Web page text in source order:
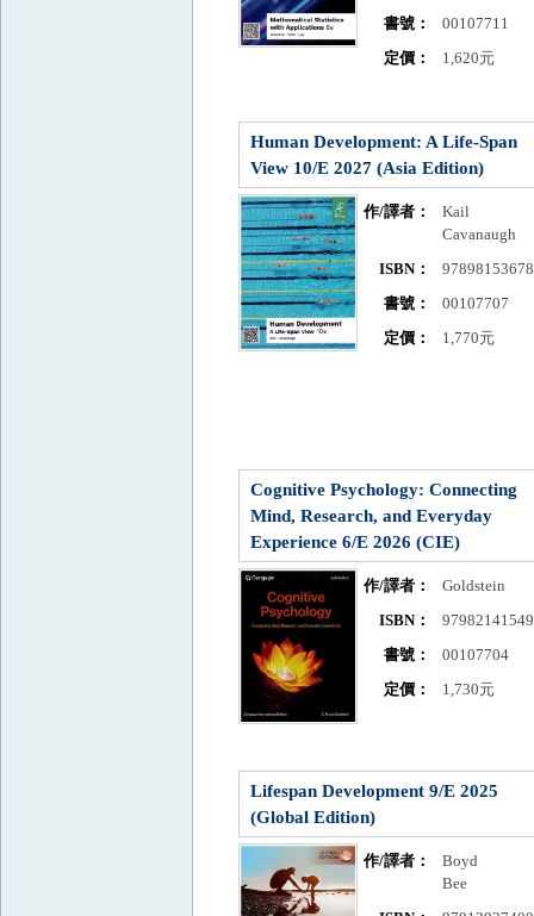
書號：
00107711
定價：
1,620元
Human Development: A Life-Span
View 10/E 2027 (Asia Edition)
作/譯者：
Kail
Cavanaugh
ISBN：
書號：
00107707
定價：
1,770元
Cognitive Psychology: Connecting
Mind, Research, and Everyday
Experience 6/E 2026 (CIE)
作/譯者：
Goldstein
ISBN：
書號：
00107704
定價：
1,730元
Lifespan Development 9/E 2025
(Global Edition)
作/譯者：
Boyd
Bee